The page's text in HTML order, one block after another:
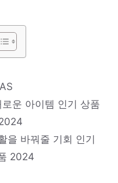
정영양제
가3
인기 상품 추천 제
운 아이템 인기 상품
을 바꿔줄 기회 인기
2024